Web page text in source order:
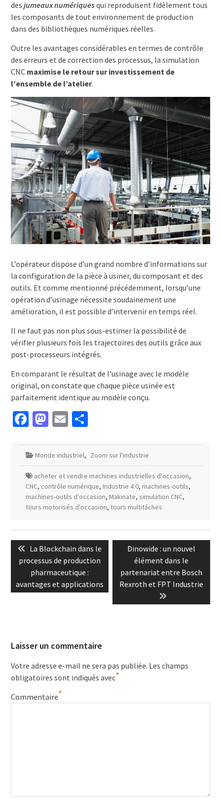
des jumeaux numériques qui reproduisent fidèlement tous
les composants de tout environnement de production
dans des bibliothèques numériques réelles.
Outre les avantages considérables en termes de contrôle
des erreurs et de correction des processus, la simulation
CNC maximise le retour sur investissement de
l’ensemble de l’atelier.
L’opérateur dispose d’un grand nombre d’informations sur
la configuration de la pièce à usiner, du composant et des
outils. Et comme mentionné précédemment, lorsqu’une
opération d’usinage nécessite soudainement une
amélioration, il est possible d’intervenir en temps réel.
Il ne faut pas non plus sous-estimer la possibilité de
vérifier plusieurs fois les trajectoires des outils grâce aux
post-processeurs intégrés.
En comparant le résultat de l’usinage avec le modèle
original, on constate que chaque pièce usinée est
parfaitement identique au modèle conçu.
Facebook
Mastodon
EmailPartager
Monde industriel, Zoom sur l'industrie
acheter et vendre machines industrielles d'occasion,
CNC, contrôle numérique, Industrie 4.0, machines-outils,
machines-outils d'occasion, Makinate, simulation CNC,
tours motorisés d'occasion, tours multitâches
de
l’article
Previous
post:
La Blockchain dans le
processus de production
pharmaceutique :
avantages et applications
Next
post:
Dinowide : un nouvel
élément dans le
partenariat entre Bosch
Rexroth et FPT Industrie
Laisser un commentaire
Votre adresse e-mail ne sera pas publiée. Les champs
obligatoires sont indiqués avec*
Commentaire*